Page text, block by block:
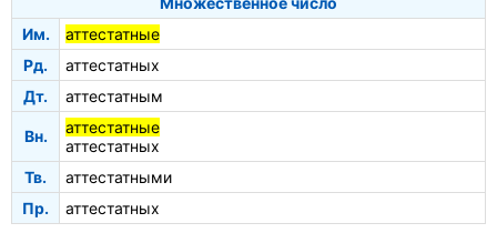
Им.
аттестатные
Рд.
аттестатных
Дт.
аттестатным
Вн.
аттестатные
аттестатных
Тв.
аттестатными
Пр.
аттестатных